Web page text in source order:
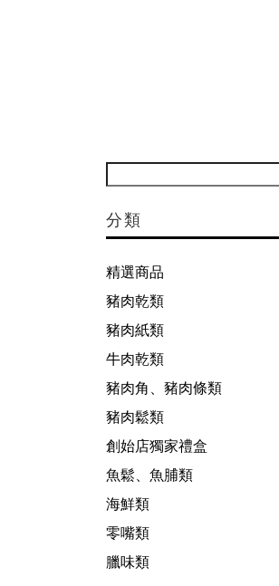
分類
精選商品
豬肉乾類
豬肉紙類
牛肉乾類
豬肉角、豬肉條類
豬肉鬆類
創始店獨家禮盒
魚鬆、魚脯類
海鮮類
零嘴類
臘味類